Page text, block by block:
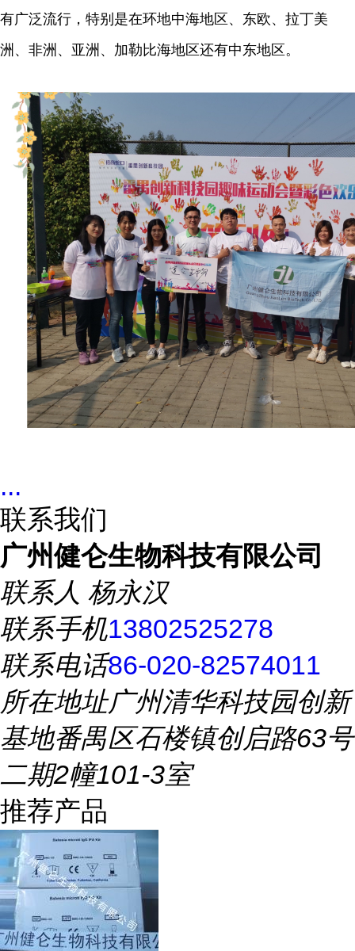
有广泛流行，特别是在环地中海地区、东欧、拉丁美
洲、非洲、亚洲、加勒比海地区还有中东地区。
...
联系我们
广州健仑生物科技有限公司
联系人 杨永汉
联系手机13802525278
联系电话86-020-82574011
所在地址广州清华科技园创新
基地番禺区石楼镇创启路63号
二期2幢101-3室
推荐产品